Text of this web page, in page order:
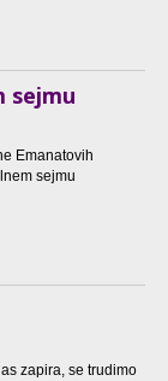
sejmu
Emanatovih
sejmu
zapira, se trudimo